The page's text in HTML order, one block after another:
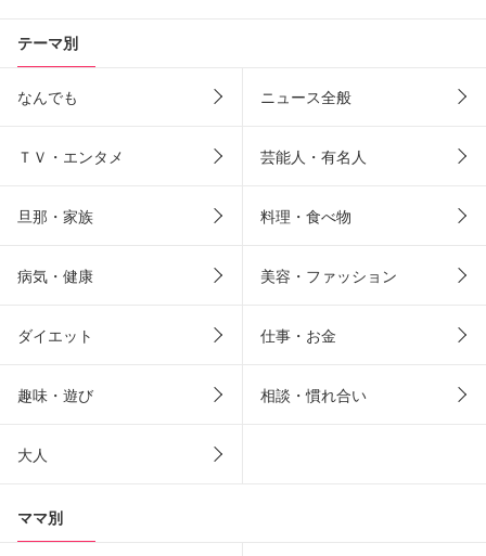
テーマ別
なんでも ニュース全般
ＴＶ・エンタメ 芸能人・有名人
旦那・家族 料理・食べ物
病気・健康 美容・ファッション
ダイエット 仕事・お金
趣味・遊び 相談・慣れ合い
大人
ママ別